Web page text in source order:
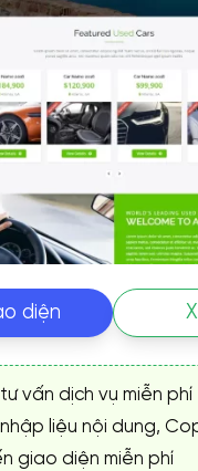
diện
vấn dịch vụ miễn phí
liệu nội dung,
giao diện miễn phí